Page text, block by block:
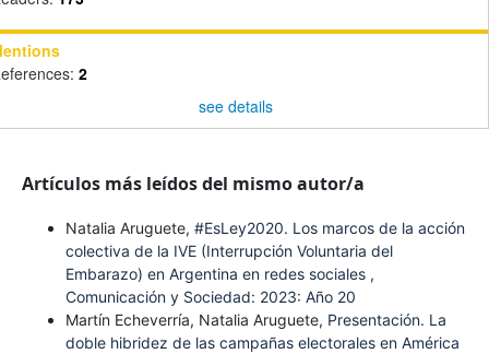
2
see details
Artículos más leídos del mismo autor/a
Natalia Aruguete, #EsLey2020. Los marcos de la acción
colectiva de la IVE (Interrupción Voluntaria del
Embarazo) en Argentina en redes sociales ,
Comunicación y Sociedad: 2023: Año 20
Martín Echeverría, Natalia Aruguete, Presentación. La
doble hibridez de las campañas electorales en América